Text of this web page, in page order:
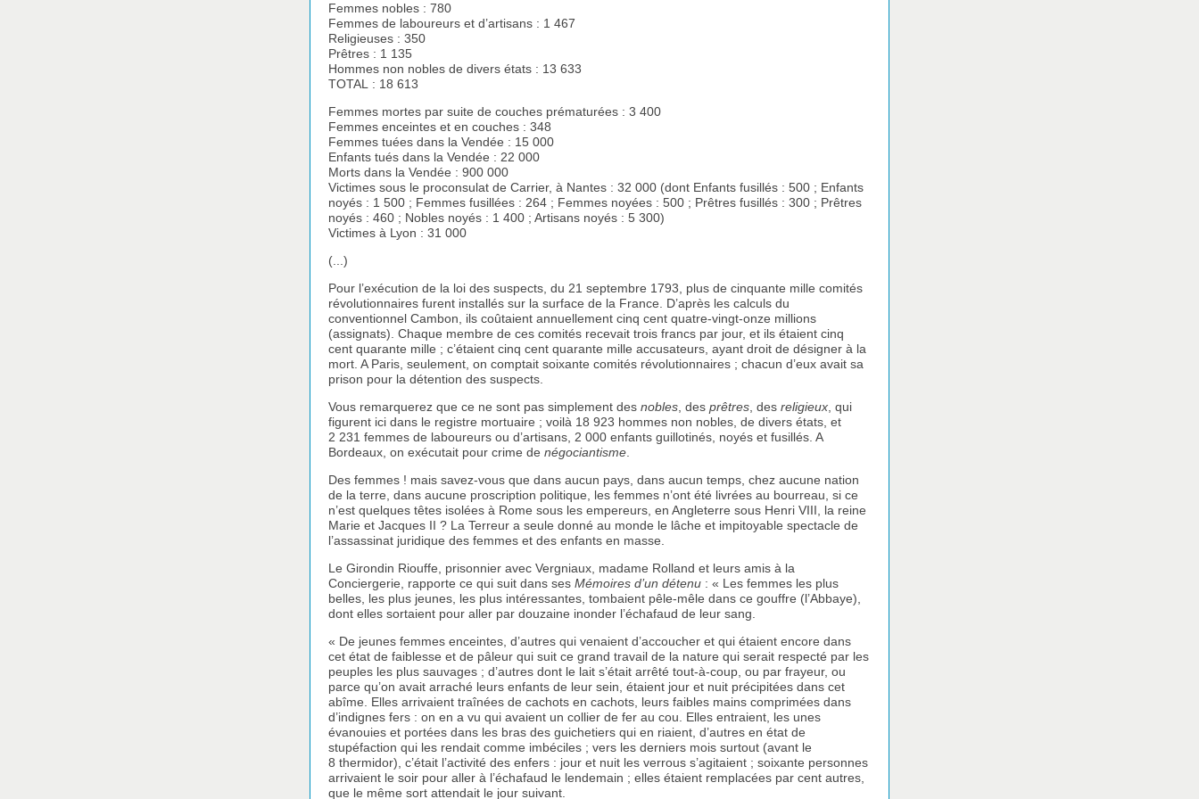
Femmes nobles : 780
Femmes de laboureurs et d’artisans : 1 467
Religieuses : 350
Prêtres : 1 135
Hommes non nobles de divers états : 13 633
TOTAL : 18 613
Femmes mortes par suite de couches prématurées : 3 400
Femmes enceintes et en couches : 348
Femmes tuées dans la Vendée : 15 000
Enfants tués dans la Vendée : 22 000
Morts dans la Vendée : 900 000
Victimes sous le proconsulat de Carrier, à Nantes : 32 000 (dont Enfants fusillés : 500 ; Enfants
noyés : 1 500 ; Femmes fusillées : 264 ; Femmes noyées : 500 ; Prêtres fusillés : 300 ; Prêtres
noyés : 460 ; Nobles noyés : 1 400 ; Artisans noyés : 5 300)
Victimes à Lyon : 31 000
(...)
Pour l’exécution de la loi des suspects, du 21 septembre 1793, plus de cinquante mille comités
révolutionnaires furent installés sur la surface de la France. D’après les calculs du
conventionnel Cambon, ils coûtaient annuellement cinq cent quatre-vingt-onze millions
(assignats). Chaque membre de ces comités recevait trois francs par jour, et ils étaient cinq
cent quarante mille ; c’étaient cinq cent quarante mille accusateurs, ayant droit de désigner à la
mort. A Paris, seulement, on comptait soixante comités révolutionnaires ; chacun d’eux avait sa
prison pour la détention des suspects.
Vous remarquerez que ce ne sont pas simplement des nobles , des prêtres , des religieux , qui
figurent ici dans le registre mortuaire ; voilà 18 923 hommes non nobles, de divers états, et
2 231 femmes de laboureurs ou d’artisans, 2 000 enfants guillotinés, noyés et fusillés. A
Bordeaux, on exécutait pour crime de négociantisme
Des femmes ! mais savez-vous que dans aucun pays, dans aucun temps, chez aucune nation
de la terre, dans aucune proscription politique, les femmes n’ont été livrées au bourreau, si ce
n’est quelques têtes isolées à Rome sous les empereurs, en Angleterre sous Henri VIII, la reine
Marie et Jacques II ? La Terreur a seule donné au monde le lâche et impitoyable spectacle de
l’assassinat juridique des femmes et des enfants en masse.
Le Girondin Riouffe, prisonnier avec Vergniaux, madame Rolland et leurs amis à la
Conciergerie, rapporte ce qui suit dans ses Mémoires d’un détenu : « Les femmes les plus
belles, les plus jeunes, les plus intéressantes, tombaient pêle-mêle dans ce gouffre (l’Abbaye),
dont elles sortaient pour aller par douzaine inonder l’échafaud de leur sang.
« De jeunes femmes enceintes, d’autres qui venaient d’accoucher et qui étaient encore dans
cet état de faiblesse et de pâleur qui suit ce grand travail de la nature qui serait respecté par les
peuples les plus sauvages ; d’autres dont le lait s’était arrêté tout-à-coup, ou par frayeur, ou
parce qu’on avait arraché leurs enfants de leur sein, étaient jour et nuit précipitées dans cet
abîme. Elles arrivaient traînées de cachots en cachots, leurs faibles mains comprimées dans
d’indignes fers : on en a vu qui avaient un collier de fer au cou. Elles entraient, les unes
évanouies et portées dans les bras des guichetiers qui en riaient, d’autres en état de
stupéfaction qui les rendait comme imbéciles ; vers les derniers mois surtout (avant le
8 thermidor), c’était l’activité des enfers : jour et nuit les verrous s’agitaient ; soixante personnes
arrivaient le soir pour aller à l’échafaud le lendemain ; elles étaient remplacées par cent autres,
que le même sort attendait le jour suivant.